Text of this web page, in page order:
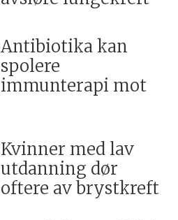
Antibiotika kan
spolere
immunterapi mot
Kvinner med lav
utdanning dør
oftere av brystkreft